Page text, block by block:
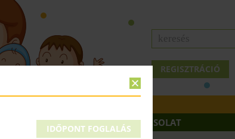
REGISZTRÁCIÓ
SZÜLETÉSNAPI ZSÚROK KAPCSOLAT
IDŐPONT FOGLALÁS